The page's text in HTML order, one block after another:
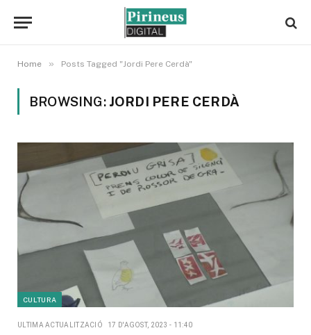
Home » Posts Tagged "Jordi Pere Cerdà"
BROWSING: JORDI PERE CERDÀ
CULTURA
ULTIMA ACTUALITZACIÓ 17 D'AGOST, 2023 - 11:40